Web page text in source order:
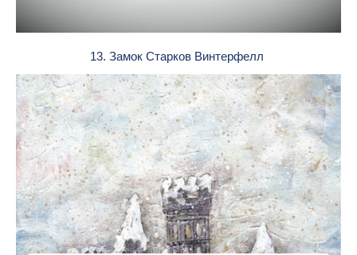
13. Замок Старков Винтерфелл